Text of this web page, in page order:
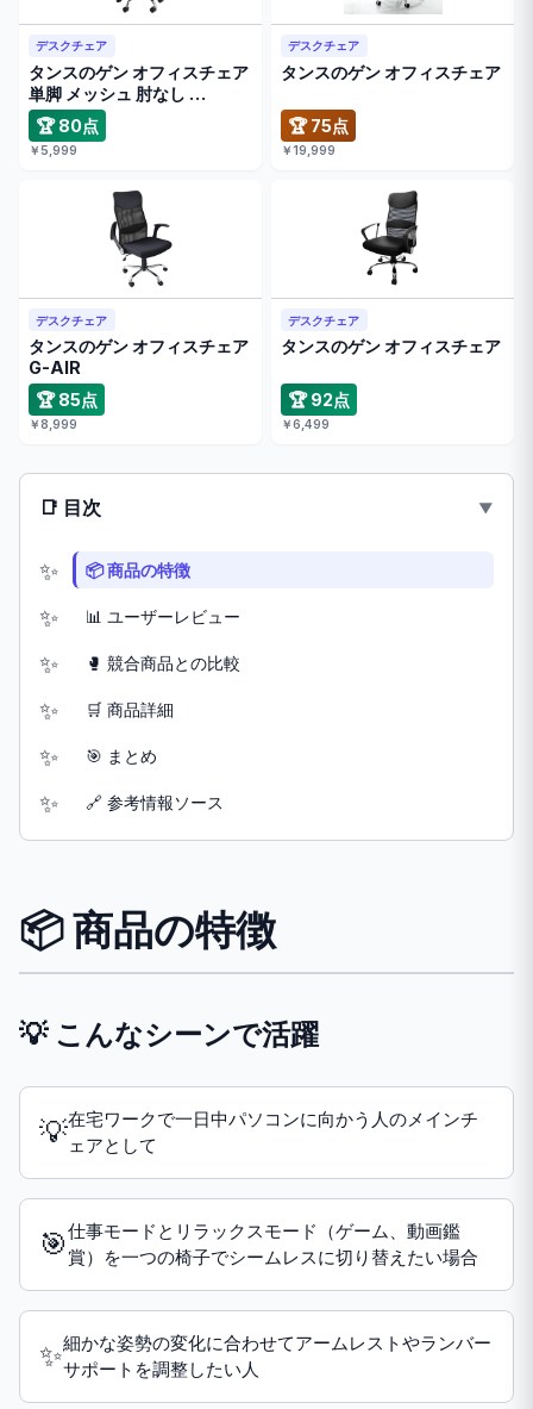
デスクチェア
タンスのゲン オフィスチェア
単脚 メッシュ 肘なし …
🏆 80点
￥5,999
デスクチェア
タンスのゲン オフィスチェア
🏆 75点
￥19,999
デスクチェア
タンスのゲン オフィスチェア
G-AIR
🏆 85点
￥8,999
デスクチェア
タンスのゲン オフィスチェア
🏆 92点
￥6,499
📑 目次
📦 商品の特徴
📊 ユーザーレビュー
🥊 競合商品との比較
🛒 商品詳細
🎯 まとめ
🔗 参考情報ソース
📦 商品の特徴
💡 こんなシーンで活躍
💡在宅ワークで一日中パソコンに向かう人のメインチ
ェアとして
🎯仕事モードとリラックスモード（ゲーム、動画鑑
賞）を一つの椅子でシームレスに切り替えたい場合
✨細かな姿勢の変化に合わせてアームレストやランバー
サポートを調整したい人